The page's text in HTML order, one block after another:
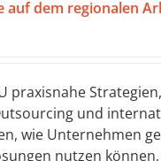
auf dem regionalen
praxisnahe
und
wie Unternehmen
nutzen können,